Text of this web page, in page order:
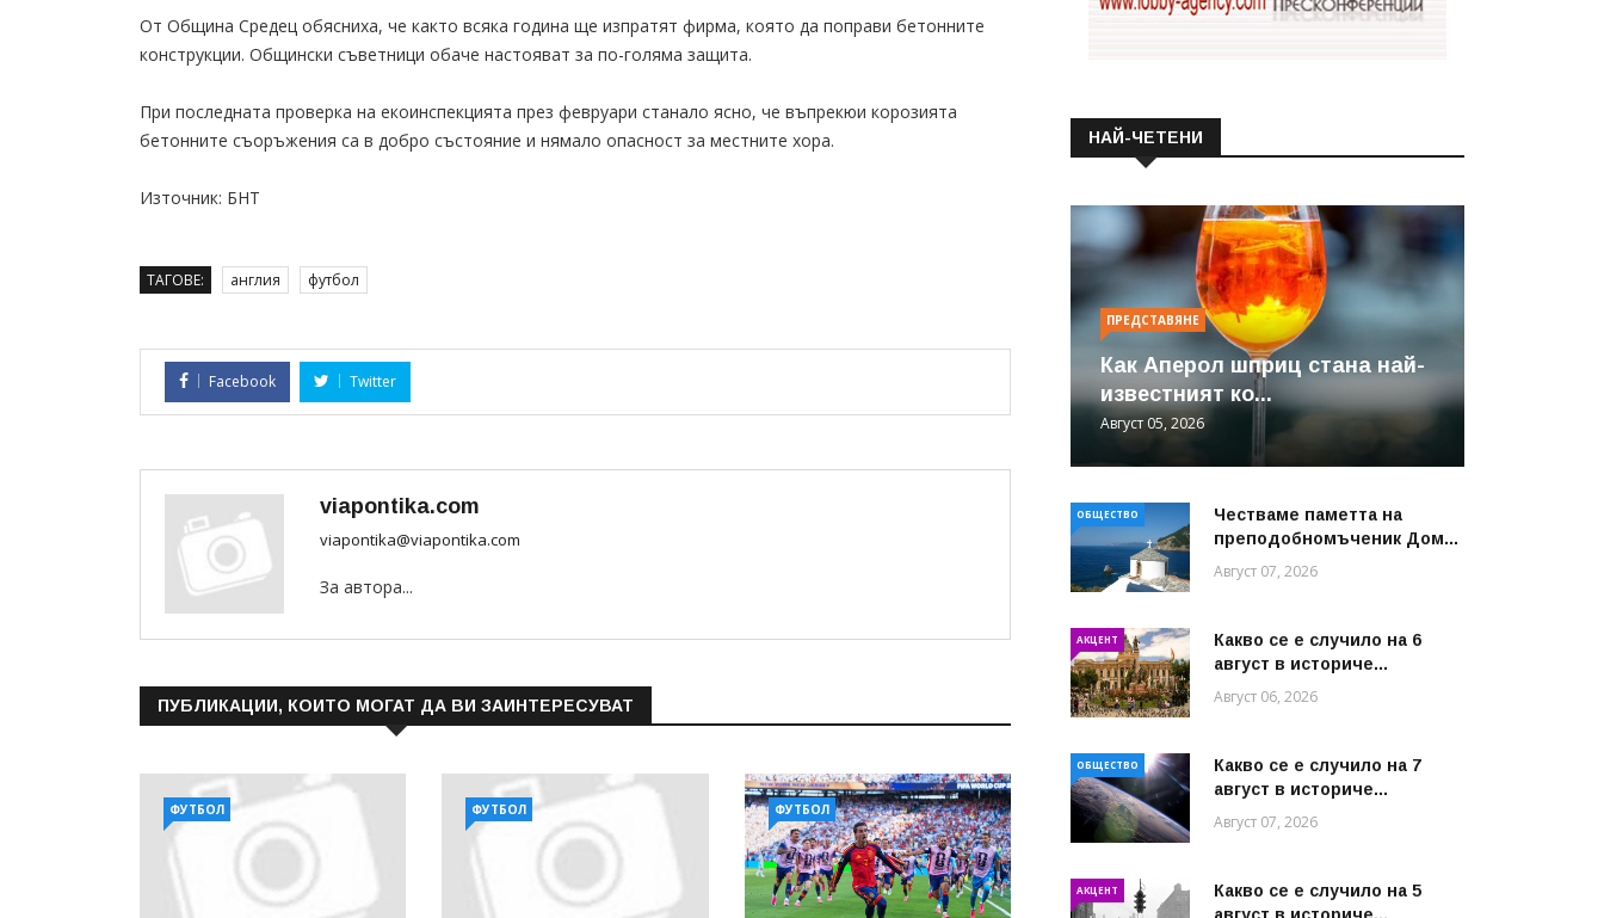
От Община Средец обясниха, че както всяка година ще изпратят фирма, която да поправи бетонните
конструкции. Общински съветници обаче настояват за по-голяма защита.
При последната проверка на екоинспекцията през февруари станало ясно, че въпрекюи корозията
бетонните съоръжения са в добро състояние и нямало опасност за местните хора.
Източник: БНТ
ТАГОВЕ: англия футбол
Facebook Twitter
viapontika.com
viapontika@viapontika.com
За автора...
ПУБЛИКАЦИИ, КОИТО МОГАТ ДА ВИ ЗАИНТЕРЕСУВАТ
ФУТБОЛ ФУТБОЛ ФУТБОЛ
НАЙ-ЧЕТЕНИ
ПРЕДСТАВЯНЕ
Как Аперол шприц стана най-
известният ко...
Август 05, 2026
ОБЩЕСТВО
Честваме паметта на
преподобномъченик Дом...
Август 07, 2026
АКЦЕНТ
Какво се е случило на 6
август в историче...
Август 06, 2026
ОБЩЕСТВО
Какво се е случило на 7
август в историче...
Август 07, 2026
АКЦЕНТ
Какво се е случило на 5